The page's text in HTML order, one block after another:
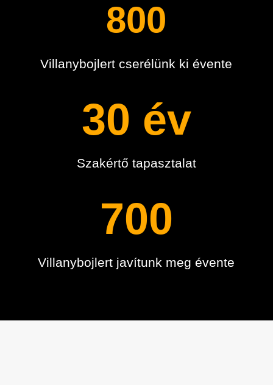
800
Villanybojlert cserélünk ki évente
30 év
Szakértő tapasztalat
700
Villanybojlert javítunk meg évente